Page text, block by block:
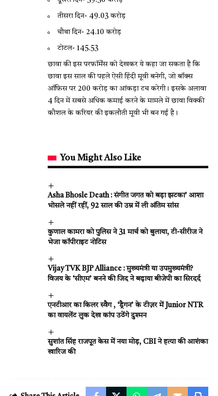
तीसरा दिन- 49.03 करोड़
चौथा दिन- 24.10 करोड़
टोटल- 145.53
छावा की इस परफॉर्मेंस को देखकर ये कहा जा सकता है कि
छावा इस साल की पहले ऐसी हिंदी मूवी बनेगी, जो बॉक्स
ऑफिस पर 200 करोड़ का आंकड़ा टच करेगी। इसके अलावा
4 दिन में सबसे अधिक कमाई करने के मामले में छावा विक्की
कौशल के करियर की इकलौती मूवी भी बन गई है।
You Might Also Like
Asha Bhosle Death : संगीत जगत को बड़ा झटका’ आशा
भोसले नहीं रहीं, 92 साल की उम्र में ली अंतिम सांस
कुणाल कामरा को पुलिस ने 31 मार्च को बुलाया, टी-सीरीज ने
भेजा कॉपीराइट नोटिस
Vijay TVK BJP Alliance : मुख्यमंत्री या उपमुख्यमंत्री?
विजय के ‘सीएम’ बनने की जिद ने बढ़ाया बीजेपी का सिरदर्द
एनटीआर का किलर स्वैग , ‘ड्रैगन’ के टीज़र में Junior NTR
का वायलेंट लुक देख कांप उठेंगे दुश्मन
सुशांत सिंह राजपूत केस में नया मोड़, CBI ने हत्या की आशंका
खारिज की